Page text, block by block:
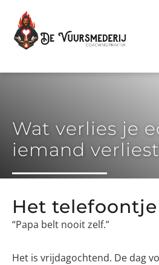
Wat verlies je
iemand
Het telefoontje
“Papa belt nooit zelf.”
Het is vrijdagochtend. De dag